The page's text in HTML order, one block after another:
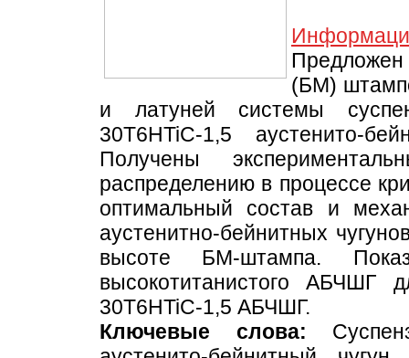
(БМ)
и латуней системы
30T6HTiС-1,5 аустенито-
Получены
распределению в процессе
оптимальный состав и
аустенитно-бейнитных
высоте БМ-штампа.
высокотитанистого АБЧШГ
30T6HTiС-1,5 АБЧШГ.
Ключевые слова: